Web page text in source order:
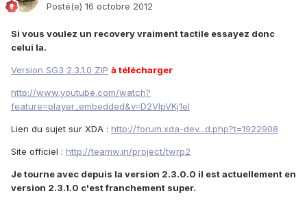
Posté(e) 16 octobre 2012
Si vous voulez un recovery vraiment tactile essayez donc
celui la.
Version SG3 2.3.1.0 ZIP à télécharger
http://www.youtube.com/watch?
feature=player_embedded&v=D2VlpVKj1eI
Lien du sujet sur XDA : http://forum.xda-dev...d.php?t=1922908
Site officiel : http://teamw.in/project/twrp2
Je tourne avec depuis la version 2.3.0.0 il est actuellement en
version 2.3.1.0 c'est franchement super.